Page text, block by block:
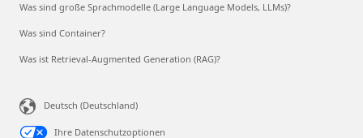
Was sind große Sprachmodelle (Large Language Models, LLMs)?
Was sind Container?
Was ist Retrieval-Augmented Generation (RAG)?
Deutsch (Deutschland)
Ihre Datenschutzoptionen